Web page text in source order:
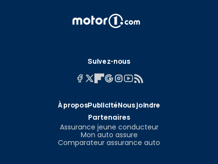
Suivez-nous
À proposPublicitéNous joindre
Partenaires
Assurance jeune conducteur
Mon auto assure
Comparateur assurance auto